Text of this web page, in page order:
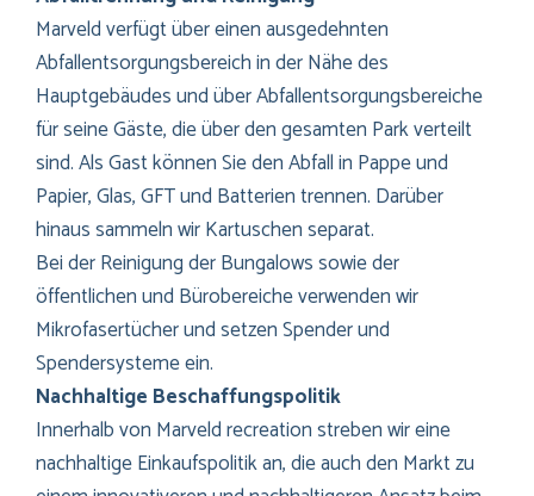
Marveld verfügt über einen ausgedehnten
Abfallentsorgungsbereich in der Nähe des
Hauptgebäudes und über Abfallentsorgungsbereiche
für seine Gäste, die über den gesamten Park verteilt
sind. Als Gast können Sie den Abfall in Pappe und
Papier, Glas, GFT und Batterien trennen. Darüber
hinaus sammeln wir Kartuschen separat.
Bei der Reinigung der Bungalows sowie der
öffentlichen und Bürobereiche verwenden wir
Mikrofasertücher und setzen Spender und
Spendersysteme ein.
Nachhaltige Beschaffungspolitik
Innerhalb von Marveld recreation streben wir eine
nachhaltige Einkaufspolitik an, die auch den Markt zu